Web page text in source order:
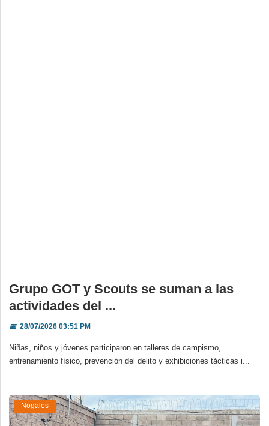
Grupo GOT y Scouts se suman a las
actividades del ...
📅28/07/2026 03:51 PM
Niñas, niños y jóvenes participaron en talleres de campismo,
entrenamiento físico, prevención del delito y exhibiciones tácticas i...
Nogales